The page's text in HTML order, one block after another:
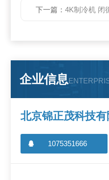
下一篇：4K制冷机 闭循
企业信息
北京锦正茂科技有
1075351666